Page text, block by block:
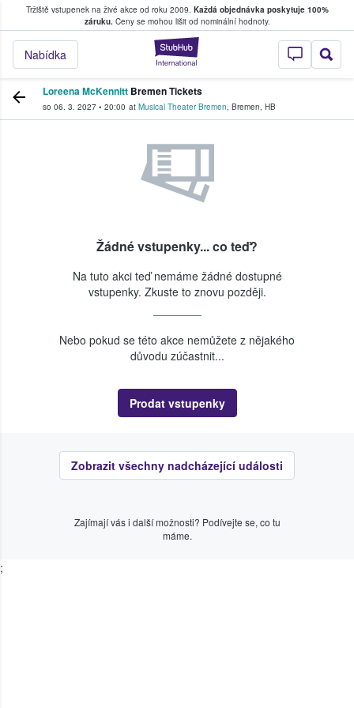
Tržiště vstupenek na živé akce od roku 2009. Každá objednávka poskytuje 100%
záruku.Ceny se mohou lišit od nominální hodnoty.
StubHub –
Nabídka
kde fanoušci kupují a prodávají vstupenky
Loreena McKennitt Bremen Tickets
so 06. 3. 2027 • 20:00 at Musical Theater Bremen, Bremen, HB
Žádné vstupenky... co teď?
Na tuto akci teď nemáme žádné dostupné
vstupenky. Zkuste to znovu později.
Nebo pokud se této akce nemůžete z nějakého
důvodu zúčastnit...
Prodat vstupenky
Zobrazit všechny nadcházející události
Zajímají vás i další možnosti? Podívejte se, co tu
máme.
;